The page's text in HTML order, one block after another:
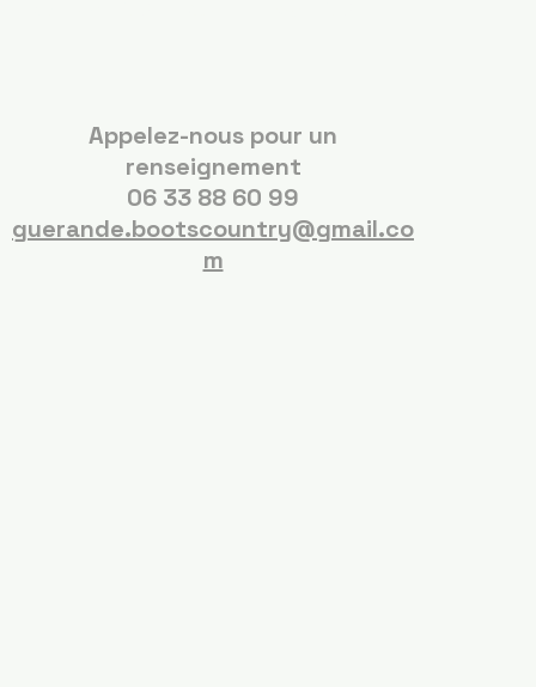
Appelez-nous pour un
renseignement
06 33 88 60 99
guerande.bootscountry@gmail.co
m